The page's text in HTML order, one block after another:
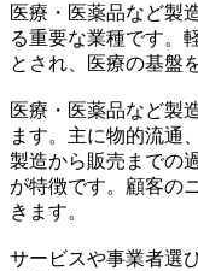
医療・医薬品など製
る重要な業種です。
とされ、医療の基盤
医療・医薬品など製
ます。主に物的流通
製造から販売までの
が特徴です。顧客の
きます。
サービスや事業者選